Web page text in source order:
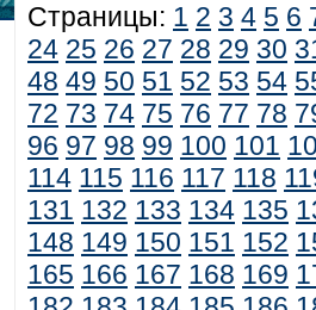
Страницы: 1 2 3 4 5 6
24 25 26 27 28 29 30
48 49 50 51 52 53 54
72 73 74 75 76 77 78
96 97 98 99 100 101
114 115 116 117 118
131 132 133 134 135
148 149 150 151 152
165 166 167 168 169